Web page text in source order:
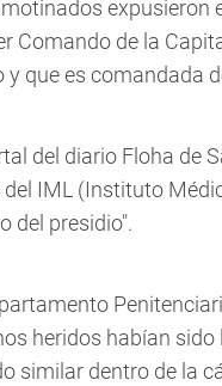
expusieron
Comando de la
y que es comandada
del diario Floha de
IML (Instituto
del presidio".
heridos habían
similar dentro de la